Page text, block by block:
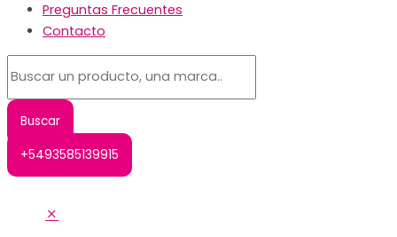
Preguntas Frecuentes
Contacto
+5493585139915